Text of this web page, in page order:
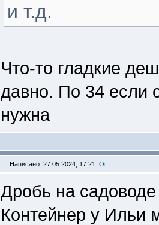
и т.д.
Что-то гладкие
давно. По 34 если
нужна
Написано: 27.05.2024, 17:21
Дробь на
Контейнер у Ильи